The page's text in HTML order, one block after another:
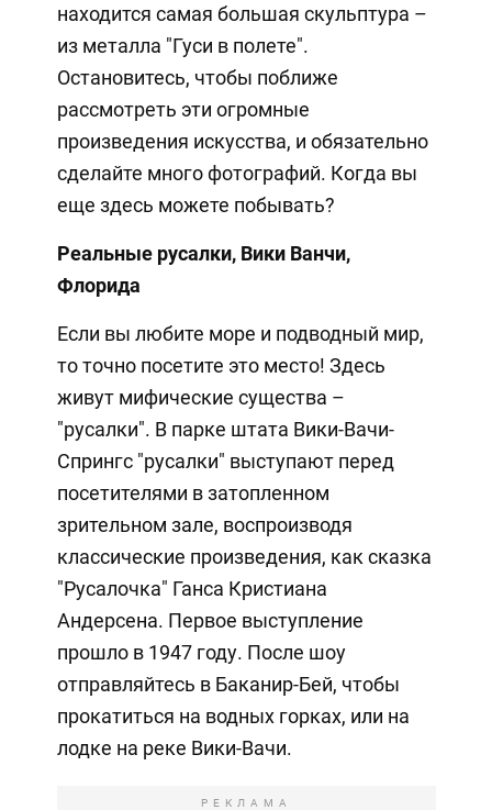
находится самая большая скульптура –
из металла "Гуси в полете".
Остановитесь, чтобы поближе
рассмотреть эти огромные
произведения искусства, и обязательно
сделайте много фотографий. Когда вы
еще здесь можете побывать?
Реальные русалки, Вики Ванчи,
Флорида
Если вы любите море и подводный мир,
то точно посетите это место! Здесь
живут мифические существа –
"русалки". В парке штата Вики-Вачи-
Спрингс "русалки" выступают перед
посетителями в затопленном
зрительном зале, воспроизводя
классические произведения, как сказка
"Русалочка" Ганса Кристиана
Андерсена. Первое выступление
прошло в 1947 году. После шоу
отправляйтесь в Баканир-Бей, чтобы
прокатиться на водных горках, или на
лодке на реке Вики-Вачи.
РЕКЛАМА